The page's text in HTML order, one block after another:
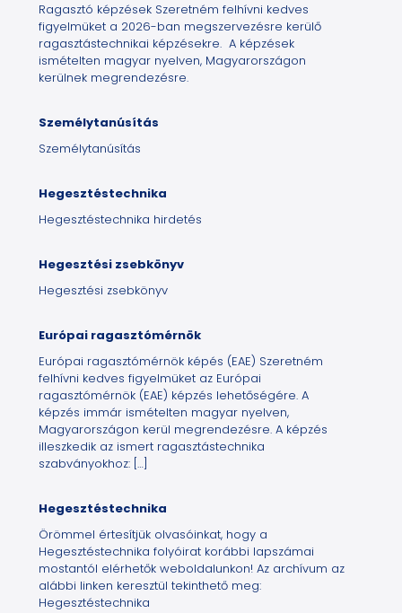
Ragasztó képzések Szeretném felhívni kedves
figyelmüket a 2026-ban megszervezésre kerülő
ragasztástechnikai képzésekre. A képzések
ismételten magyar nyelven, Magyarországon
kerülnek megrendezésre.
Személytanúsítás
Személytanúsítás
Hegesztéstechnika
Hegesztéstechnika hirdetés
Hegesztési zsebkönyv
Hegesztési zsebkönyv
Európai ragasztómérnök
Európai ragasztómérnök képés (EAE) Szeretném
felhívni kedves figyelmüket az Európai
ragasztómérnök (EAE) képzés lehetőségére. A
képzés immár ismételten magyar nyelven,
Magyarországon kerül megrendezésre. A képzés
illeszkedik az ismert ragasztástechnika
szabványokhoz: […]
Hegesztéstechnika
Örömmel értesítjük olvasóinkat, hogy a
Hegesztéstechnika folyóirat korábbi lapszámai
mostantól elérhetők weboldalunkon! Az archívum az
alábbi linken keresztül tekinthető meg:
Hegesztéstechnika